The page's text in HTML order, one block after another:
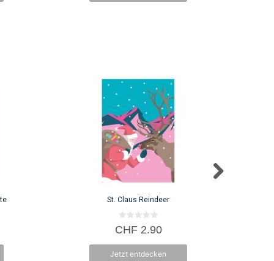
St. Claus Reindeer
0
v
5
CHF2.90
Jetzt entdecken